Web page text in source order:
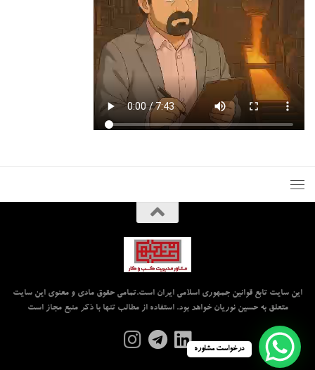
این سایت تابع قوانین جمهوری اسلامی ایران است.تمامی حقوق مادی و معنوی این سایت
متعلق به حسین نوریان خواهد بود. استفاده از مطالب تنها با ذکر منبع مجاز است
درخواست مشاوره